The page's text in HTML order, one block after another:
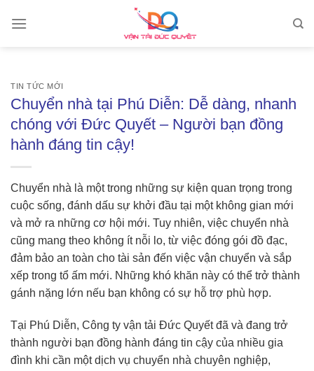
TIN TỨC MỚI
Chuyển nhà tại Phú Diễn: Dễ dàng, nhanh
chóng với Đức Quyết – Người bạn đồng
hành đáng tin cậy!
Chuyển nhà là một trong những sự kiện quan trọng trong
cuộc sống, đánh dấu sự khởi đầu tại một không gian mới
và mở ra những cơ hội mới. Tuy nhiên, việc chuyển nhà
cũng mang theo không ít nỗi lo, từ việc đóng gói đồ đạc,
đảm bảo an toàn cho tài sản đến việc vận chuyển và sắp
xếp trong tổ ấm mới. Những khó khăn này có thể trở thành
gánh nặng lớn nếu bạn không có sự hỗ trợ phù hợp.
Tại Phú Diễn, Công ty vận tải Đức Quyết đã và đang trở
thành người bạn đồng hành đáng tin cậy của nhiều gia
đình khi cần một dịch vụ chuyển nhà chuyên nghiệp,